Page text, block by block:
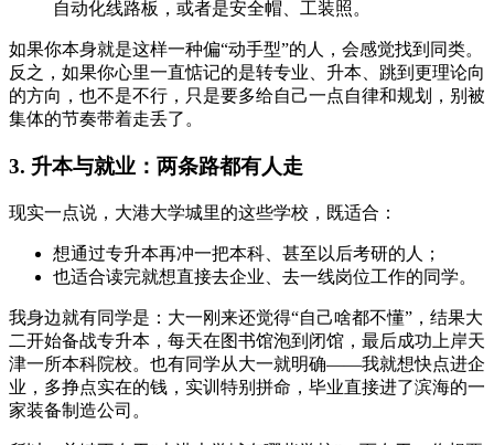
自动化线路板，或者是安全帽、工装照。
如果你本身就是这样一种偏“动手型”的人，会感觉找到同类。
反之，如果你心里一直惦记的是转专业、升本、跳到更理论向
的方向，也不是不行，只是要多给自己一点自律和规划，别被
集体的节奏带着走丢了。
3. 升本与就业：两条路都有人走
现实一点说，大港大学城里的这些学校，既适合：
想通过专升本再冲一把本科、甚至以后考研的人；
也适合读完就想直接去企业、去一线岗位工作的同学。
我身边就有同学是：大一刚来还觉得“自己啥都不懂”，结果大
二开始备战专升本，每天在图书馆泡到闭馆，最后成功上岸天
津一所本科院校。也有同学从大一就明确——我就想快点进企
业，多挣点实在的钱，实训特别拼命，毕业直接进了滨海的一
家装备制造公司。